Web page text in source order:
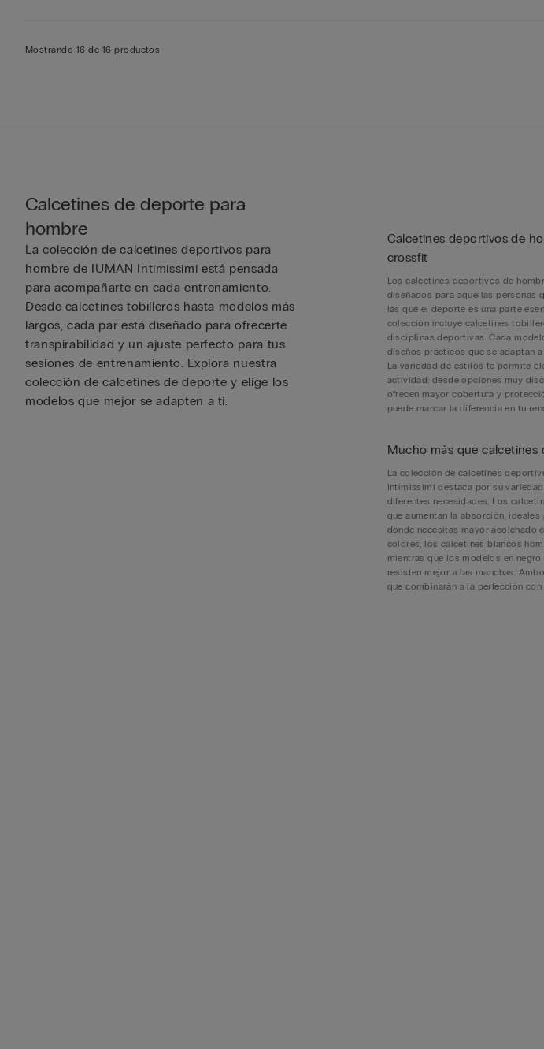
Mostrando 16 de 16 productos
Calcetines de deporte para
hombre
La colección de calcetines deportivos para
hombre de IUMAN Intimissimi está pensada
para acompañarte en cada entrenamiento.
Desde calcetines tobilleros hasta modelos más
largos, cada par está diseñado para ofrecerte
transpirabilidad y un ajuste perfecto para tus
sesiones de entrenamiento. Explora nuestra
colección de calcetines de deporte y elige los
modelos que mejor se adapten a ti.
Calcetines deportivos de
crossfit
Los calcetines deportivos de
diseñados para aquellas personas
las que el deporte es una parte
colección incluye calcetines
disciplinas deportivas. Cada
diseños prácticos que se adaptan
La variedad de estilos te permite
actividad: desde opciones muy
ofrecen mayor cobertura y
puede marcar la diferencia en tu
Mucho más que calcetines
La colección de calcetines
Intimissimi destaca por su
diferentes necesidades. Los
que aumentan la absorción,
donde necesitas mayor acolchado
colores, los calcetines blancos
mientras que los modelos en
resisten mejor a las manchas.
que combinarán a la perfección